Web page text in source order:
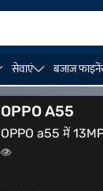
सेवाएं बजाज
OPPO A55
OPPO a55 में